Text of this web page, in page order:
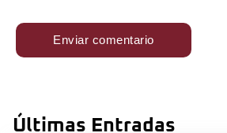
Últimas Entradas